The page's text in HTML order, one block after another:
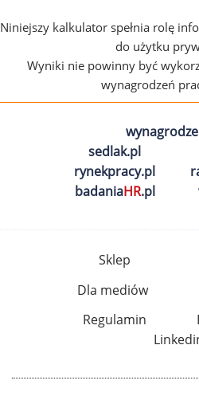
Niniejszy kalkulator spełnia rolę
do użytku
Wyniki nie powinny być
wynagrodzeń
sedlak.pl
rynekpracy.pl
badaniaHR.pl
Sklep
Dla mediów
Regulamin